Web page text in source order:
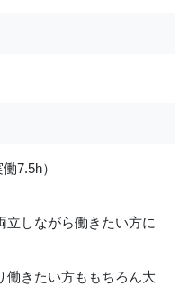
7.5h）
立しながら働きたい方に
働きたい方ももちろん大